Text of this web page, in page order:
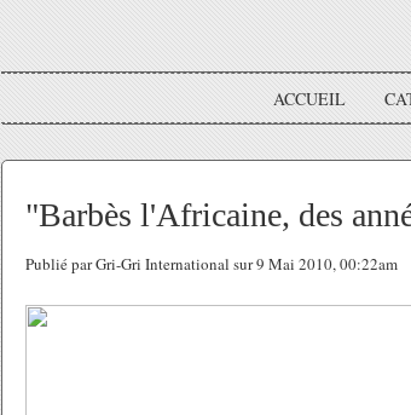
ACCUEIL
"Barbès l'Africaine, des
Publié par Gri-Gri International sur 9 Mai 2010, 00:22am